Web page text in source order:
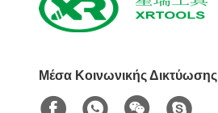
Μέσα Κοινωνικής Δικτύωσης